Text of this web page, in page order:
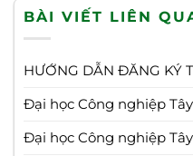
BÀI VIẾT LIÊN
HƯỚNG DẪN ĐĂNG KÝ
Đại học Công nghiệp
Đại học Công nghiệp